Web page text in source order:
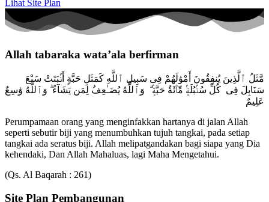
Lihat Site Plan
Allah tabaraka wata’ala berfirman
مَّثَلُ ٱلَّذِينَ يُنفِقُونَ أَمْوَٰلَهُمْ فِى سَبِيلِ ٱللَّهِ كَمَثَلِ حَبَّةٍ أَنۢبَتَتْ سَبْعَ
سَنَابِلَ فِى كُلِّ سُنۢبُلَةٍۢ مِّا۟ئَةُ حَبَّةٍۢ ۗ وَٱللَّهُ يُضَـٰعِفُ لِمَن يَشَآءُ ۗ وَٱللَّهُ وَٰسِعٌ
عَلِيمٌ
Perumpamaan orang yang menginfakkan hartanya di jalan Allah
seperti sebutir biji yang menumbuhkan tujuh tangkai, pada setiap
tangkai ada seratus biji. Allah melipatgandakan bagi siapa yang Dia
kehendaki, Dan Allah Mahaluas, lagi Maha Mengetahui.
(Qs. Al Baqarah : 261)
Site Plan Pembangunan